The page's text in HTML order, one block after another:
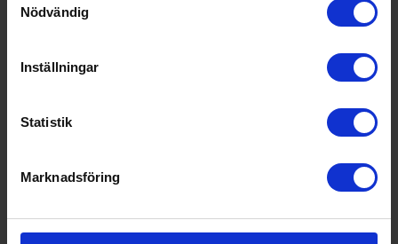
Nödvändig
Inställningar
Statistik
Marknadsföring